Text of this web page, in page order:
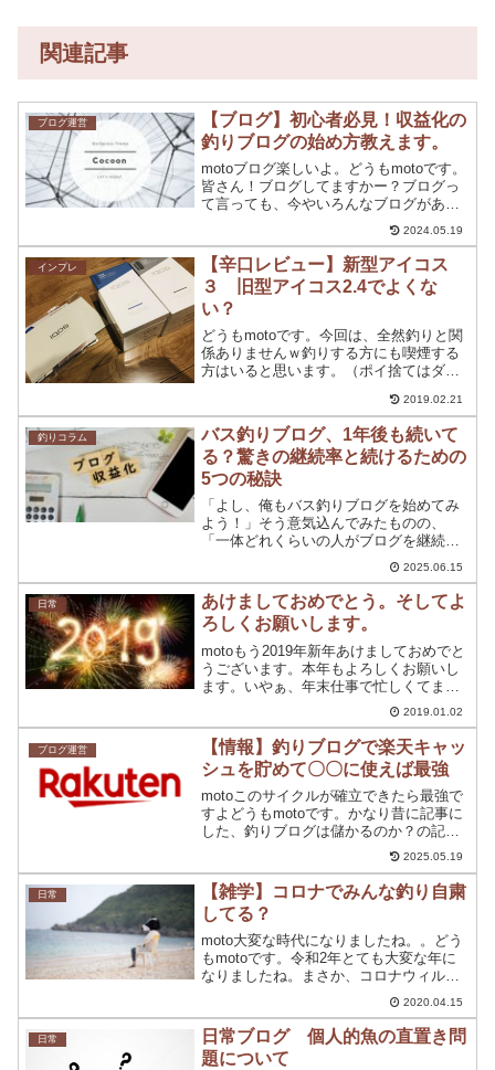
関連記事
ブログ運営
【ブログ】初心者必見！収益化の
釣りブログの始め方教えます。
motoブログ楽しいよ。どうもmotoです。
皆さん！ブログしてますかー？ブログっ
て言っても、今やいろんなブログがあり
ますよね。 情報系ブログ アフィブログ
レビューブログ 日常ブログ 雑記ブログ
専門ブログなど様々なブログがあり、ネ
ットで調...
2024.05.19
インプレ
【辛口レビュー】新型アイコス
３ 旧型アイコス2.4でよくな
い？
どうもmotoです。今回は、全然釣りと関
係ありませんｗ釣りする方にも喫煙する
方はいると思います。（ポイ捨てはダメ
だったのですが、アイコス3が発売されま
す。そんな中、早期購入者特典で発売前
購入してきまま...
2019.02.21
釣りコラム
バス釣りブログ、1年後も続いて
る？驚きの継続率と続けるための
5つの秘訣
「よし、俺もバス釣りブログを始めてみ
よう！」そう意気込んでみたものの、
「一体どれくらいの人がブログを継続で
きているんだろう？」と不安に思ったこ
とはありませんか？実は、世の中のブロ
グの多くが1年以内に更新を停止してしま
うという厳しい現実があり...
2025.06.15
日常
あけましておめでとう。そしてよ
ろしくお願いします。
motoもう2019年新年あけましておめでと
うございます。本年もよろしくお願いし
ます。いやぁ、年末仕事で忙しくてまっ
たく更新することができませんでし
た。。まぁ、職業柄一番忙しい時期なの
で仕方ないのですが、一回ぐらい年末年
始をゆっくり過ごして...
2019.01.02
ブログ運営
【情報】釣りブログで楽天キャッ
シュを貯めて〇〇に使えば最強
motoこのサイクルが確立できたら最強で
すよどうもmotoです。かなり昔に記事に
した、釣りブログは儲かるのか？の記事
が結構な回転で読まれています。ありが
とうございます。たまにDMでも釣りブロ
グのことを聞かれるのですが、全然ウェ
ルカムです！そ...
2025.05.19
日常
【雑学】コロナでみんな釣り自粛
してる？
moto大変な時代になりましたね。。どう
もmotoです。令和2年とても大変な年に
なりましたね。まさか、コロナウィルス
パニックが起こるなんて誰もが思っても
いませんでしたよね。各業界も大打撃を
受けていますし、国民のみんなも大変な
苦労をしていると...
2020.04.15
日常
日常ブログ 個人的魚の直置き問
題について